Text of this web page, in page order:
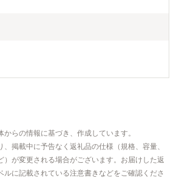
らの情報に基づき、作成しています。
掲載中に予告なく返礼品の仕様（規格、容量、
）が変更される場合がございます。お届けした返
ルに記載されている注意書きなどをご確認くださ